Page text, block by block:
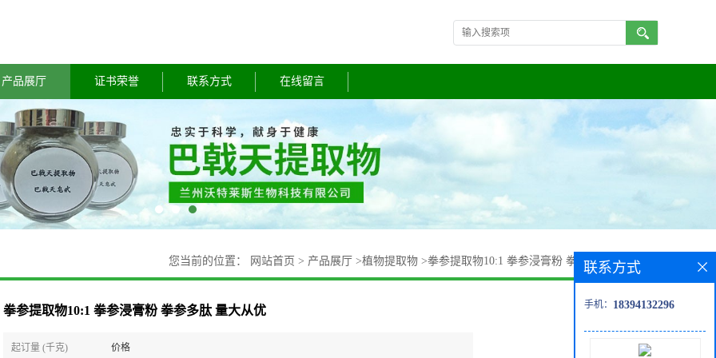
产品展厅 证书荣誉 联系方式 在线留言
您当前的位置： 网站首页 > 产品展厅 >植物提取物 >拳参提取物10:1 拳参浸膏粉 拳参多肽 量大从优
拳参提取物10:1 拳参浸膏粉 拳参多肽 量大从优
起订量 (千克) 价格
联系方式
手机： 18394132296